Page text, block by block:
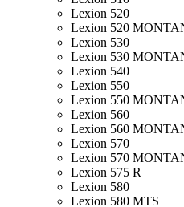
Lexion 520
Lexion 520
Lexion 530
Lexion 530
Lexion 540
Lexion 550
Lexion 550
Lexion 560
Lexion 560
Lexion 570
Lexion 570
Lexion 575 R
Lexion 580
Lexion 580 MTS